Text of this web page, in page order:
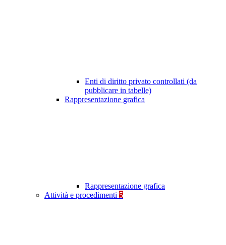
Enti di diritto privato controllati (da
pubblicare in tabelle)
Rappresentazione grafica
Rappresentazione grafica
Attività e procedimenti 5